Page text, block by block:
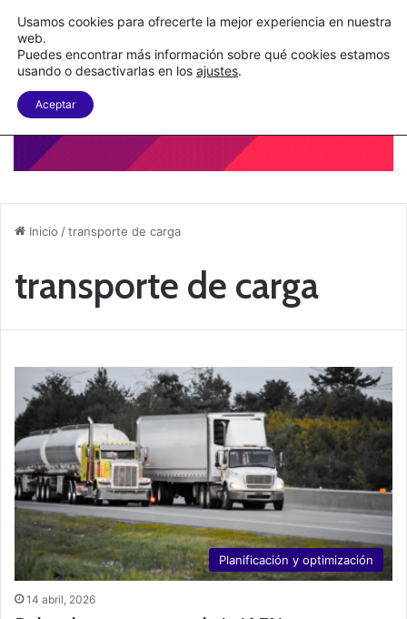
C&A México completa la implementación de su WMS en la nube
Menu
Inicio /transporte de carga
transporte de carga
Planificación y optimización
14 abril, 2026
Usamos cookies para ofrecerte la mejor experiencia en nuestra
web.
Puedes encontrar más información sobre qué cookies estamos
usando o desactivarlas en los ajustes.
Aceptar